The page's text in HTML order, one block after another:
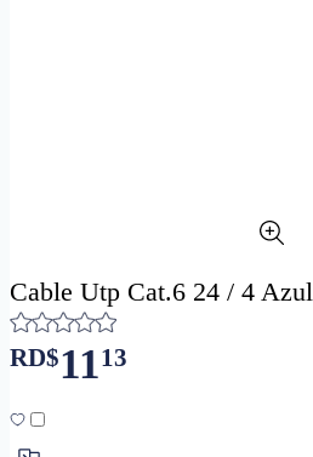
Cable Utp Cat.6 24 / 4
RD$1113